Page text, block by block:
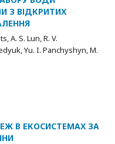
З ВІДКРИТИХ
A. S. Lun, R. V.
Yu. I. Panchyshyn, M.
В ЕКОСИСТЕМАХ ЗА